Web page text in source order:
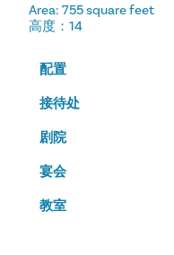
Area: 755 square feet
高度 ：14
配置
接待处
剧院
宴会
教室